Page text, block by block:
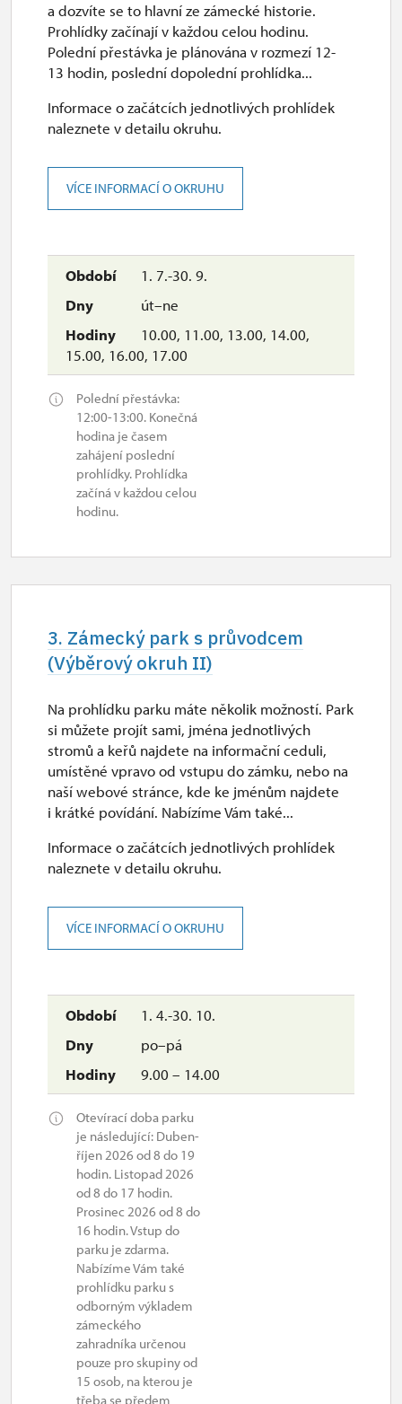
1. 7.-30. 9.
út–ne
10.00, 11.00, 13.00, 14.00,
15.00, 16.00, 17.00
Polední přestávka:
12:00-13:00. Konečná
hodina je časem
zahájení poslední
prohlídky. Prohlídka
začíná v každou celou
hodinu.
a dozvíte se to hlavní ze zámecké historie.
Prohlídky začínají v každou celou hodinu.
Polední přestávka je plánována v rozmezí 12-
13 hodin, poslední dopolední prohlídka...
Informace o začátcích jednotlivých prohlídek
naleznete v detailu okruhu.
VÍCE INFORMACÍ O OKRUHU
3. Zámecký park s průvodcem
(Výběrový okruh II)
1. 4.-30. 10.
po–pá
9.00 – 14.00
Otevírací doba parku
je následující: Duben-
říjen 2026 od 8 do 19
hodin. Listopad 2026
od 8 do 17 hodin.
Prosinec 2026 od 8 do
16 hodin. Vstup do
parku je zdarma.
Nabízíme Vám také
prohlídku parku s
odborným výkladem
zámeckého
zahradníka určenou
pouze pro skupiny od
15 osob, na kterou je
třeba se předem
Na prohlídku parku máte několik možností. Park
si můžete projít sami, jména jednotlivých
stromů a keřů najdete na informační ceduli,
umístěné vpravo od vstupu do zámku, nebo na
naší webové stránce, kde ke jménům najdete
i krátké povídání. Nabízíme Vám také...
Informace o začátcích jednotlivých prohlídek
naleznete v detailu okruhu.
VÍCE INFORMACÍ O OKRUHU